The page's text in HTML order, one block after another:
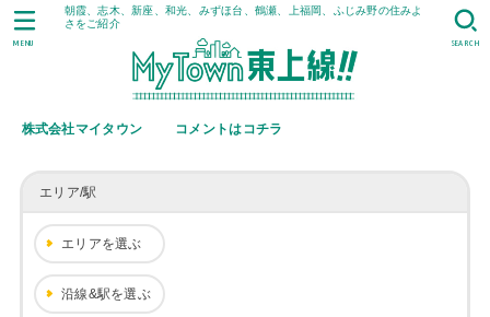
朝霞、志木、新座、和光、みずほ台、鶴瀬、上福岡、ふじみ野の住みよ
さをご紹介
株式会社マイタウン コメントはコチラ
SEARCH
MENU
エリア/駅
エリアを選ぶ
沿線&駅を選ぶ